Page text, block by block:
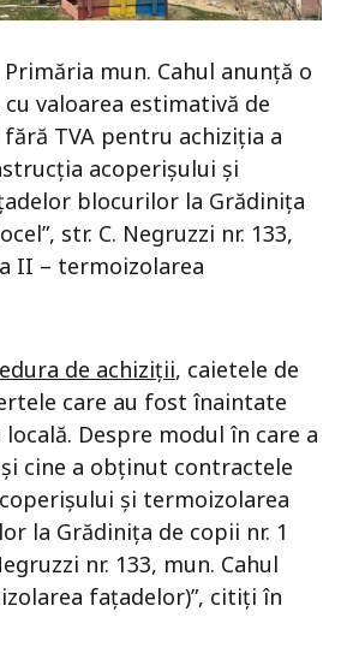
mun. Cahul anunță o
valoarea estimativă de
TVA pentru achiziția a
acoperișului și
blocurilor la Grădinița
str. C. Negruzzi nr. 133,
II – termoizolarea
de achiziții, caietele de
care au fost înaintate
Despre modul în care a
cine a obținut contractele
și termoizolarea
la Grădinița de copii nr. 1
nr. 133, mun. Cahul
fațadelor)”, citiți în